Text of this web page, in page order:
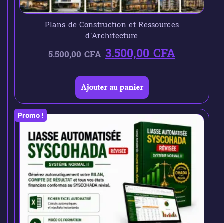
Plans de Construction et Ressources
d’Architecture
5.500,00CFA 3.500,00CFA
Ajouter au panier
Promo !